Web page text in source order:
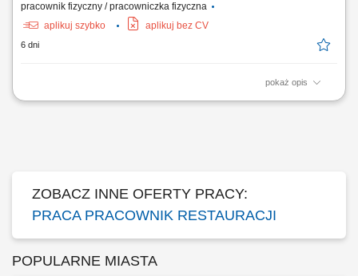
pracownik fizyczny / pracowniczka fizyczna
aplikuj szybko
aplikuj bez CV
6 dni
pokaż opis
Dołącz do zespołu Szczyrk Mountain Resort w Szczyrku!
ZOBACZ INNE OFERTY PRACY:
PRACA PRACOWNIK RESTAURACJI
POPULARNE MIASTA